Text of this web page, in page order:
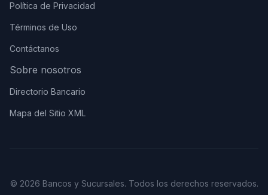
Política de Privacidad
Términos de Uso
Contáctanos
Sobre nosotros
Directorio Bancario
Mapa del Sitio XML
© 2026 Bancos y Sucursales. Todos los derechos reservados.